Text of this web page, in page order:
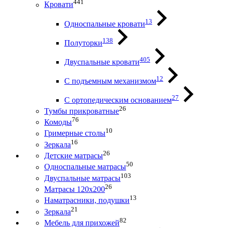
Кровати441
Односпальные кровати13
Полуторки138
Двуспальные кровати405
С подъемным механизмом12
С ортопедическим основанием27
Тумбы прикроватные26
Комоды76
Гримерные столы10
Зеркала16
Детские матрасы26
Односпальные матрасы50
Двуспальные матрасы103
Матрасы 120х20026
Наматрасники, подушки13
Зеркала21
Мебель для прихожей82